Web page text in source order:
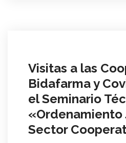
Visitas a las
Bidafarma y
el Seminario
Sector